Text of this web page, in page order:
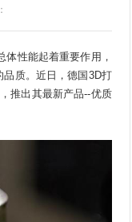
体性能起着重要作用，
质。近日，德国3D打
推出其最新产品--优质